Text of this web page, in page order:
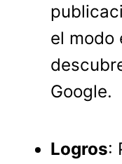
el modo
Google.
Logros: